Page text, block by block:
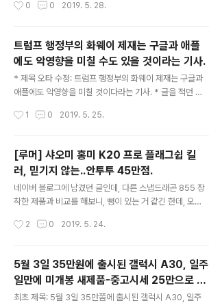
페에 공유를 하기 위해 네이버 블로그에 터치 문제 주장..
Pro Price, Full Specifications, Features, Launch a
로 간단히 번역을 했다. 실시간 중계상 약간씩의 오타나 번
역 상에 오류가 있을 수도 있으니, 그 점 감안해서 읽어보길
권한다. * 아래의 사진 출처는 모두 위 기사와 같다. 출처: h
ttps://indianexpress.com/article/technology/mo
0 0 2019. 5. 28.
트럼프 행정부의 화웨이 제재는 구글과 애플
에도 악영향을 미칠 수도 있을 것이라는 기사.
* 제목 오타 수정: 트럼프 행정부의 화웨이 제재는 구글과
애플에도 악영향을 미칠 것이다라는 기사. * 글을 적던 메
몰랐다가 네이버 블로그에 링크를 걸려고 보니, 수정하지
스마트폰을 사용하다보니, 관련 카페에 글을 보고 있는데,
좀 한쪽 방향으로만 보는 기사가 많이 올라오던데, 이런 기
사는 못 봤던 듯 해서, 네이버 블로그에 적으려고 했으나,
여기에 적기로 생각을 바꿨다. 기회가 닿으면 이것과 관련
한 이야기도 할 기회가 있을 것 같아서이다. 원문 기사: 9to
ogle as well as Apple - 9to5Goog..
1 0 2019. 5. 25.
[루머] 샤오미 홍미 K20 프로 플래그쉽 킬
러, 믿기지 않는..안투투 45만점.
네이버 블로그에 남겼던 글인데, 다른 스냅드래곤 855 장
착한 제품과 비교를 해보니, 뻥이 있는 거 같긴 한데, 오버
그것에 대해 내용 추가를 했다. * 추가 2019년 5월 29일
수는 제일 아래에 점수를 추가하니, 참고하길 권한다. 샤오
미의 독자브랜드 홍미(Redmi)에 새로운 플래그쉽 28일
에 발표. 홍미노트7, 생폰으로 써도 충분할 디자인과 가격!!
2 0 2019. 5. 24.
5월 3일 35만원에 출시된 갤럭시 A30, 일주
일만에 미개봉 새제품-중고시세 25만으로 폭
락!
최초 제목: 5월 3일 35만쯤에 출시된 갤럭시 A30, 일주